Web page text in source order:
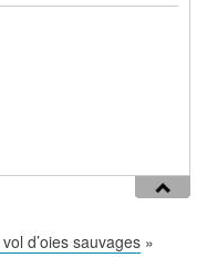
d’oies sauvages»